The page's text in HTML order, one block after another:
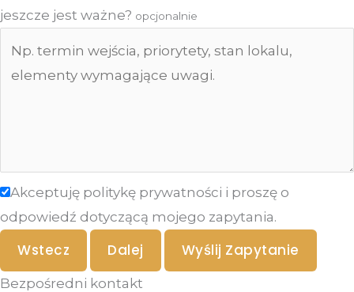
jeszcze jest ważne? opcjonalnie
Akceptuję politykę prywatności i proszę o
odpowiedź dotyczącą mojego zapytania.
Wstecz Dalej Wyślij Zapytanie
Bezpośredni kontakt